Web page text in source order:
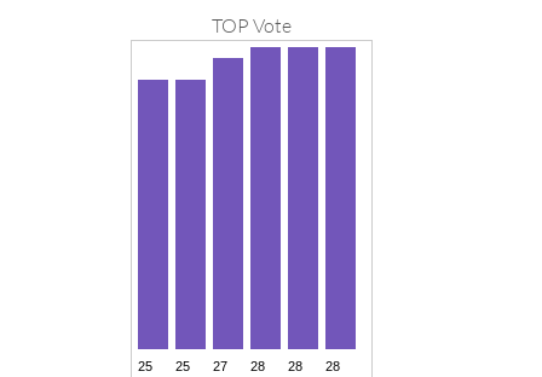
TOP Vote